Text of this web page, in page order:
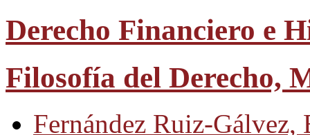
Derecho Financiero e
Filosofía del Derecho,
Fernández Ruiz-Gálvez,